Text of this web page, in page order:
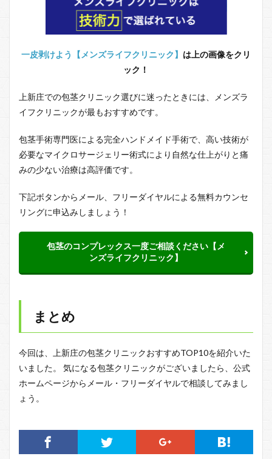
一皮剥けよう【メンズライフクリニック】 は上の画像をクリ
ック！
上新庄での包茎クリニック選びに迷ったときには、メンズラ
イフクリニックが最もおすすめです。
包茎手術専門医による完全ハンドメイド手術で、高い技術が
必要なマイクロサージェリー術式により自然な仕上がりと痛
みの少ない治療は高評価です。
下記ボタンからメール、フリーダイヤルによる無料カウンセ
リングに申込みしましょう！
包茎のコンプレックス一度ご相談ください【メ
ンズライフクリニック】
まとめ
今回は、上新庄の包茎クリニックおすすめTOP10を紹介いた
いました。 気になる包茎クリニックがございましたら、公式
ホームページからメール・フリーダイヤルで相談してみまし
ょう。